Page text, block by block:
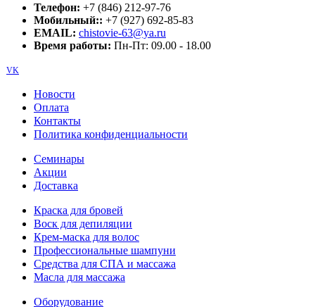
Телефон: +7 (846) 212-97-76
Мобильный:: +7 (927) 692-85-83
EMAIL: chistovie-63@ya.ru
Время работы: Пн-Пт: 09.00 - 18.00
VK
Новости
Оплата
Контакты
Политика конфиденциальности
Семинары
Акции
Доставка
Краска для бровей
Воск для депиляции
Крем-маска для волос
Профессиональные шампуни
Средства для СПА и массажа
Масла для массажа
Оборудование